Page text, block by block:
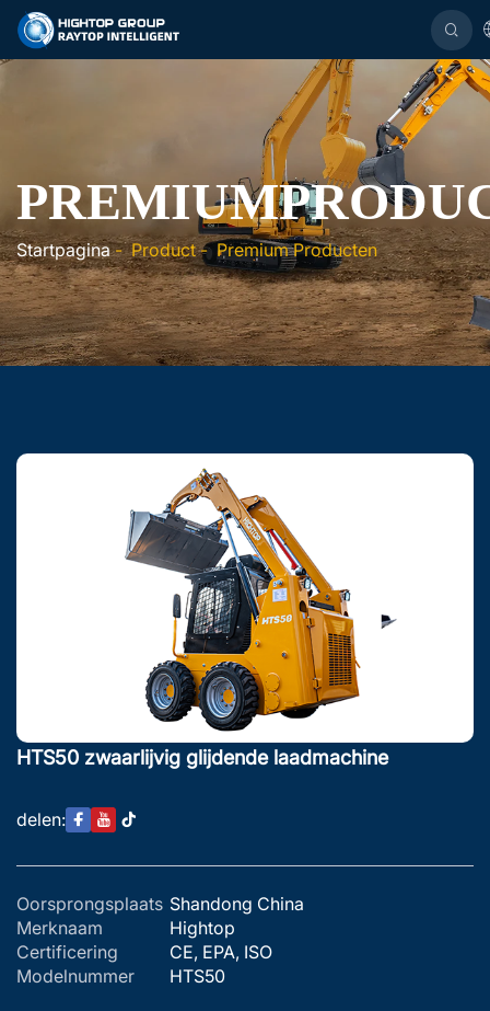
Startpagina-Product-Premium Producten
HTS50 zwaarlijvig glijdende laadmachine
delen:
Oorsprongsplaats Shandong China
Merknaam
Hightop
Certificering
CE, EPA, ISO
Modelnummer
HTS50